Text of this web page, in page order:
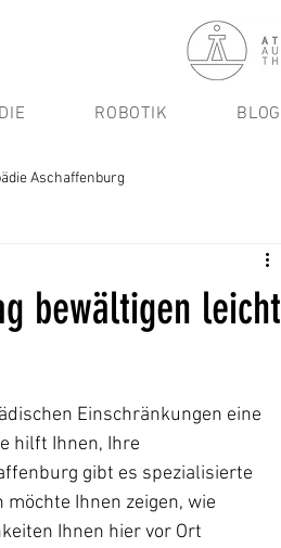
ROBOTIK BLOG
Aschaffenburg
bewältigen leicht
Einschränkungen eine
hilft Ihnen, Ihre
gibt es spezialisierte
Ihnen zeigen, wie
Ihnen hier vor Ort